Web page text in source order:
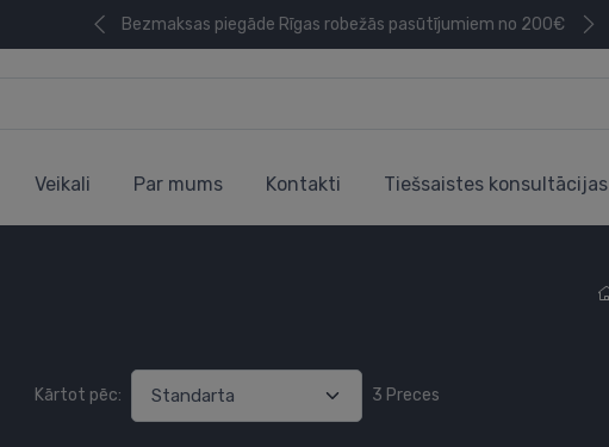
Bezmaksas piegāde Rīgas robežās pasūtījumiem no 200€
Veikali Par mums Kontakti Tiešsaistes konsultācijas
Kārtot pēc: 3 Preces